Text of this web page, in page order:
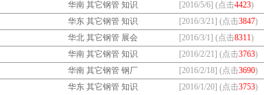
华南 其它钢管 知识 [2016/5/6] (点击4423)
华东 其它钢管 知识 [2016/3/21] (点击3847)
华北 其它钢管 展会 [2016/3/1] (点击8311)
华南 其它钢管 知识 [2016/2/21] (点击3763)
华南 其它钢管 钢厂 [2016/2/18] (点击3690)
华东 其它钢管 知识 [2016/1/20] (点击3753)